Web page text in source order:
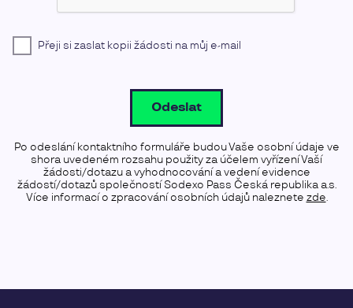
Přeji si zaslat kopii žádosti na můj e-mail
Odeslat
Po odeslání kontaktního formuláře budou Vaše osobní údaje ve
shora uvedeném rozsahu použity za účelem vyřízení Vaší
žádosti/dotazu a vyhodnocování a vedení evidence
žádostí/dotazů společností Sodexo Pass Česká republika a.s.
Více informací o zpracování osobních údajů naleznete zde.